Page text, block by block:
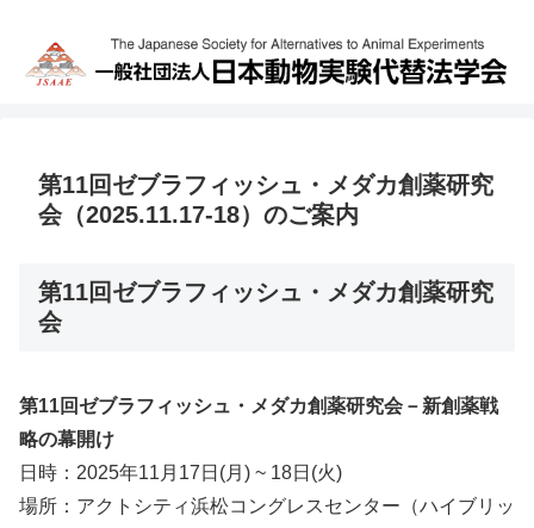
第11回ゼブラフィッシュ・メダカ創薬研究
会（2025.11.17-18）のご案内
第11回ゼブラフィッシュ・メダカ創薬研究
会
第11回ゼブラフィッシュ・メダカ創薬研究会－新創薬戦
略の幕開け
日時：2025年11月17日(月) ~ 18日(火)
場所：アクトシティ浜松コングレスセンター（ハイブリッ